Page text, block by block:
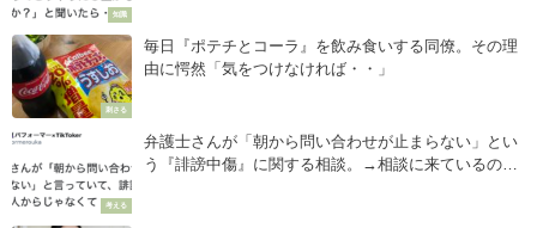
知識
刺さる
毎日『ポテチとコーラ』を飲み食いする同僚。その理
由に愕然「気をつけなければ・・」
考える
弁護士さんが「朝から問い合わせが止まらない」とい
う『誹謗中傷』に関する相談。→相談に来ているのは